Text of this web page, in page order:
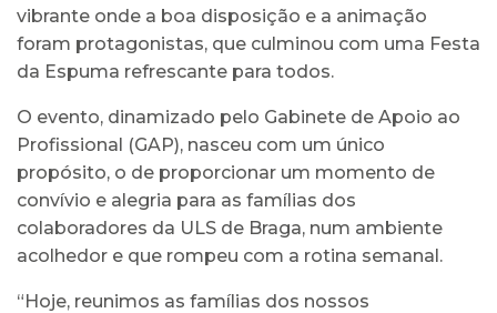
vibrante onde a boa disposição e a animação
foram protagonistas, que culminou com uma Festa
da Espuma refrescante para todos.
O evento, dinamizado pelo Gabinete de Apoio ao
Profissional (GAP), nasceu com um único
propósito, o de proporcionar um momento de
convívio e alegria para as famílias dos
colaboradores da ULS de Braga, num ambiente
acolhedor e que rompeu com a rotina semanal.
“Hoje, reunimos as famílias dos nossos